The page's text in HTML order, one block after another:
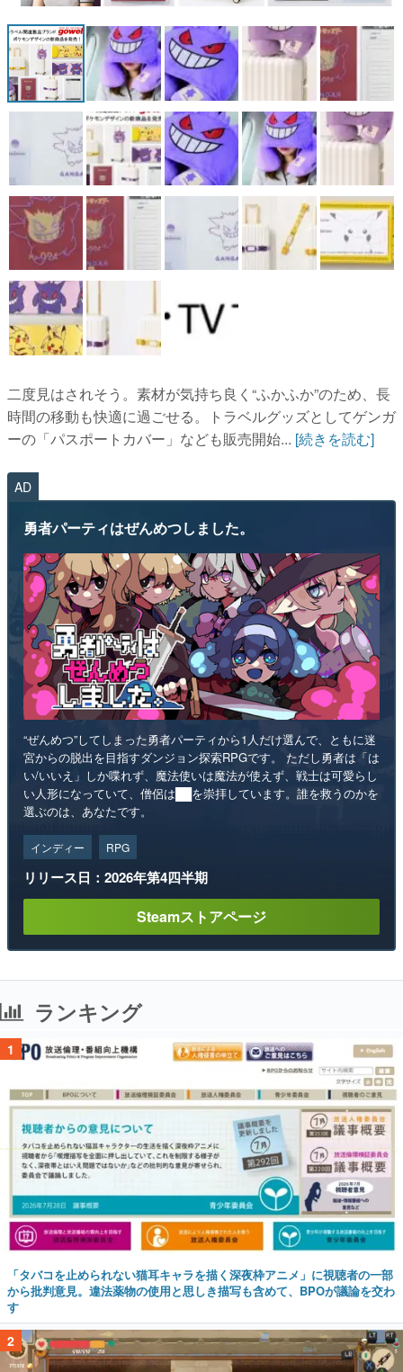
二度見はされそう。素材が気持ち良く“ふかふか”のため、長
時間の移動も快適に過ごせる。トラベルグッズとしてゲンガ
ーの「パスポートカバー」なども販売開始... [続きを読む]
AD
勇者パーティはぜんめつしました。
“ぜんめつ”してしまった勇者パーティから1人だけ選んで、ともに迷
宮からの脱出を目指すダンジョン探索RPGです。 ただし勇者は「は
い/いいえ」しか喋れず、魔法使いは魔法が使えず、戦士は可愛らし
い人形になっていて、僧侶は██を崇拝しています。誰を救うのかを
選ぶのは、あなたです。
インディー RPG
リリース日：2026年第4四半期
Steamストアページ
ランキング
1
「タバコを止められない猫耳キャラを描く深夜枠アニメ」に視聴者の一部
から批判意見。違法薬物の使用と思しき描写も含めて、BPOが議論を交わ
す
2